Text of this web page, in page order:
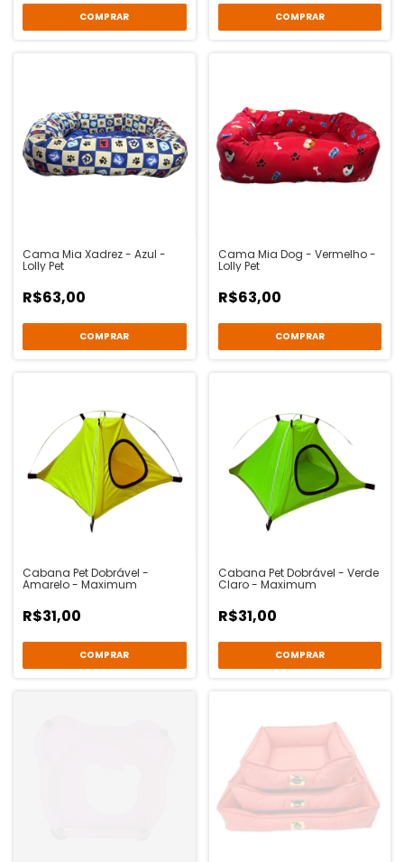
COMPRAR COMPRAR
Cama Mia Xadrez - Azul -
Lolly Pet
R$63,00
COMPRAR
Cama Mia Dog - Vermelho -
Lolly Pet
R$63,00
COMPRAR
Cabana Pet Dobrável -
Amarelo - Maximum
R$31,00
COMPRAR
Cabana Pet Dobrável - Verde
Claro - Maximum
R$31,00
COMPRAR